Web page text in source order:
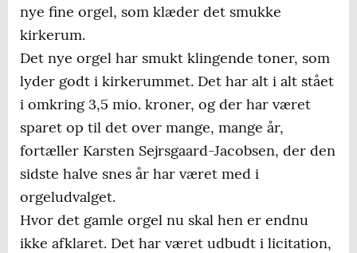
nye fine orgel, som klæder det smukke
kirkerum.
Det nye orgel har smukt klingende toner, som
lyder godt i kirkerummet. Det har alt i alt stået
i omkring 3,5 mio. kroner, og der har været
sparet op til det over mange, mange år,
fortæller Karsten Sejrsgaard-Jacobsen, der den
sidste halve snes år har været med i
orgeludvalget.
Hvor det gamle orgel nu skal hen er endnu
ikke afklaret. Det har været udbudt i licitation,